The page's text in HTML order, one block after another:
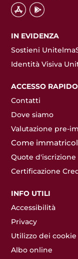
IN EVIDENZA
Sostieni
Identità Visiva
ACCESSO RAPIDO
Contatti
Dove siamo
Valutazione pre-
Come
Quote d'iscrizione
Certificazione
INFO UTILI
Accessibilità
Privacy
Utilizzo dei cookie
Albo online